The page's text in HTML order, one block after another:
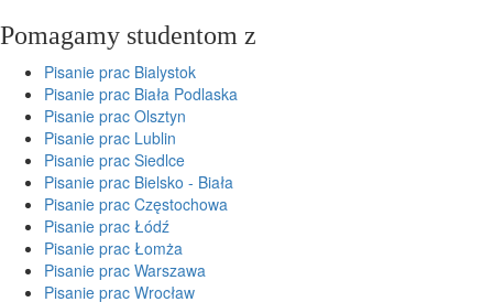
Pomagamy studentom z
Pisanie prac Bialystok
Pisanie prac Biała Podlaska
Pisanie prac Olsztyn
Pisanie prac Lublin
Pisanie prac Siedlce
Pisanie prac Bielsko - Biała
Pisanie prac Częstochowa
Pisanie prac Łódź
Pisanie prac Łomża
Pisanie prac Warszawa
Pisanie prac Wrocław